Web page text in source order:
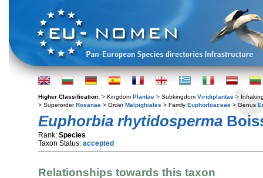
Higher Classification: > Kingdom Plantae > Subkingdom Viridiplantae >
> SuperorderRosanae > OrderMalpighiales > Family Euphorbiaceae > Genus
Euphorbia rhytidosperma
Rank: Species
Taxon Status: accepted
Relationships towards this taxon